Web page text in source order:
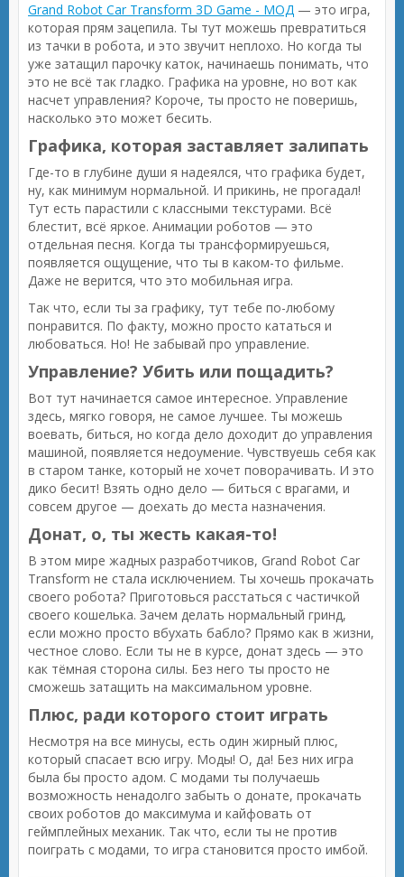
Grand Robot Car Transform 3D Game - МОД — это игра,
которая прям зацепила. Ты тут можешь превратиться
из тачки в робота, и это звучит неплохо. Но когда ты
уже затащил парочку каток, начинаешь понимать, что
это не всё так гладко. Графика на уровне, но вот как
насчет управления? Короче, ты просто не поверишь,
насколько это может бесить.
Графика, которая заставляет залипать
Где-то в глубине души я надеялся, что графика будет,
ну, как минимум нормальной. И прикинь, не прогадал!
Тут есть парастили с классными текстурами. Всё
блестит, всё яркое. Анимации роботов — это
отдельная песня. Когда ты трансформируешься,
появляется ощущение, что ты в каком-то фильме.
Даже не верится, что это мобильная игра.
Так что, если ты за графику, тут тебе по-любому
понравится. По факту, можно просто кататься и
любоваться. Но! Не забывай про управление.
Управление? Убить или пощадить?
Вот тут начинается самое интересное. Управление
здесь, мягко говоря, не самое лучшее. Ты можешь
воевать, биться, но когда дело доходит до управления
машиной, появляется недоумение. Чувствуешь себя как
в старом танке, который не хочет поворачивать. И это
дико бесит! Взять одно дело — биться с врагами, и
совсем другое — доехать до места назначения.
Донат, о, ты жесть какая-то!
В этом мире жадных разработчиков, Grand Robot Car
Transform не стала исключением. Ты хочешь прокачать
своего робота? Приготовься расстаться с частичкой
своего кошелька. Зачем делать нормальный гринд,
если можно просто вбухать бабло? Прямо как в жизни,
честное слово. Если ты не в курсе, донат здесь — это
как тёмная сторона силы. Без него ты просто не
сможешь затащить на максимальном уровне.
Плюс, ради которого стоит играть
Несмотря на все минусы, есть один жирный плюс,
который спасает всю игру. Моды! О, да! Без них игра
была бы просто адом. С модами ты получаешь
возможность ненадолго забыть о донате, прокачать
своих роботов до максимума и кайфовать от
геймплейных механик. Так что, если ты не против
поиграть с модами, то игра становится просто имбой.